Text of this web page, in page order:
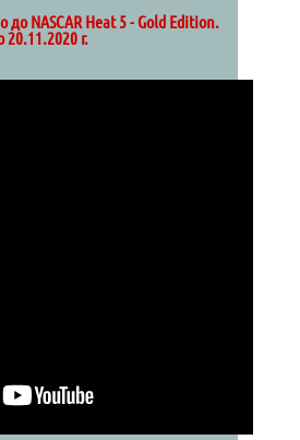
NASCAR Heat 5 - Gold Edition.
г.